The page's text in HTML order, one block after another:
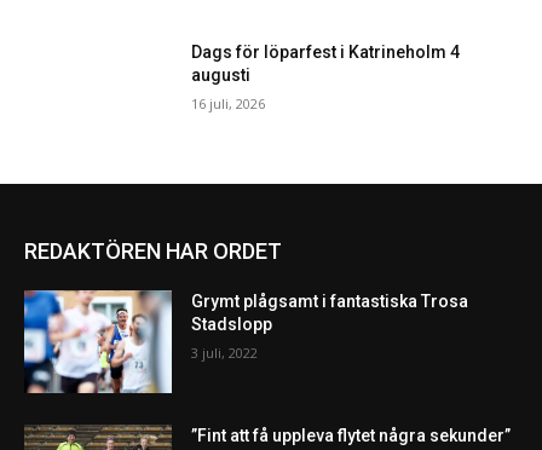
Dags för löparfest i Katrineholm 4
augusti
16 juli, 2026
REDAKTÖREN HAR ORDET
Grymt plågsamt i fantastiska Trosa
Stadslopp
3 juli, 2022
”Fint att få uppleva flytet några sekunder”